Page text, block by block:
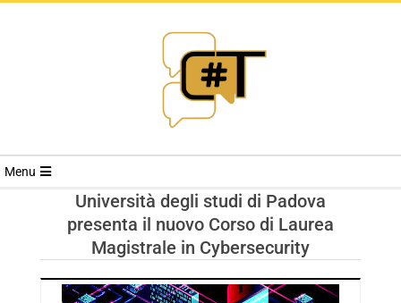
RIVISTA
TRENDS
Menu
Università degli studi di Padova
presenta il nuovo Corso di Laurea
Magistrale in Cybersecurity